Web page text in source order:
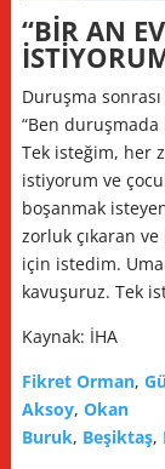
“BİR AN
Duruşma
“Ben
Tek isteğim, her
istiyorum ve
boşanmak
zorluk çıkaran
için istedim.
kavuşuruz. Tek
Kaynak: İHA
Fikret Orman,
Aksoy, Okan
Buruk, Beşiktaş,